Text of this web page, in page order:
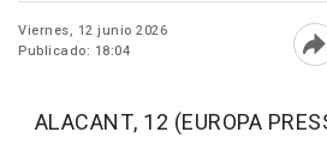
Viernes, 12 junio 2026
Publicado: 18:04
ALACANT, 12 (EUROPA